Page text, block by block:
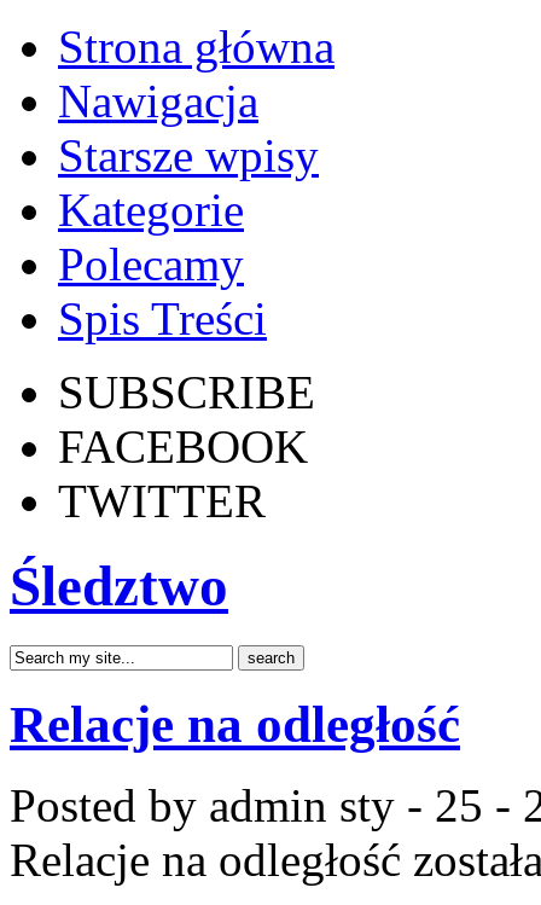
Strona główna
Nawigacja
Starsze wpisy
Kategorie
Polecamy
Spis Treści
SUBSCRIBE
FACEBOOK
TWITTER
Śledztwo
Relacje na odległość
Posted by admin sty - 25 -
Relacje na odległość